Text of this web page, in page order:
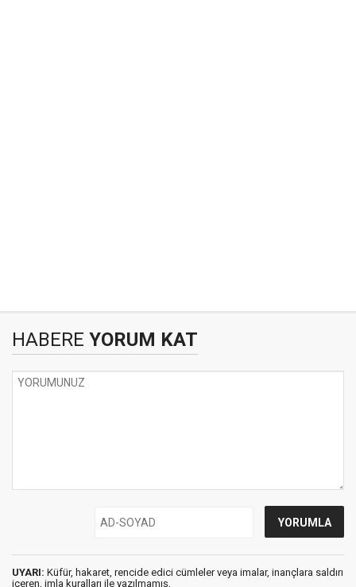
HABERE YORUM KAT
UYARI: Küfür, hakaret, rencide edici cümleler veya imalar, inançlara saldırı
içeren, imla kuralları ile yazılmamış,